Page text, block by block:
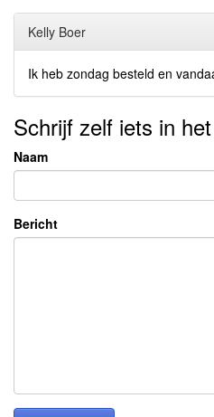
Kelly Boer
Ik heb zondag besteld en
Schrijf zelf iets in
Naam
Bericht